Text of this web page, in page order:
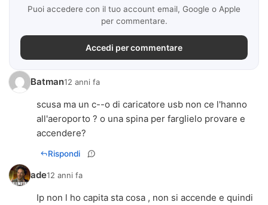
Puoi accedere con il tuo account email, Google o Apple
per commentare.
Accedi per commentare
Batman12 anni fa
scusa ma un c--o di caricatore usb non ce l'hanno
all'aeroporto ? o una spina per farglielo provare e
accendere?
Rispondi
ade12 anni fa
Ip non l ho capita sta cosa , non si accende e quindi